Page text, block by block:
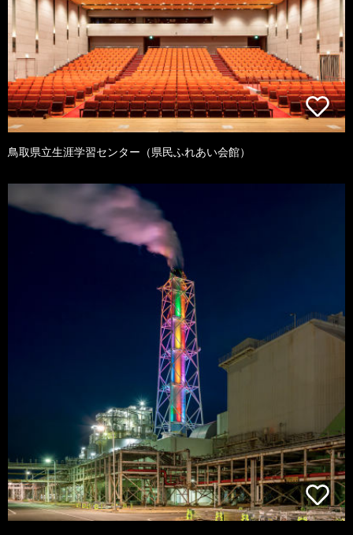
鳥取県立生涯学習センター（県民ふれあい会館）